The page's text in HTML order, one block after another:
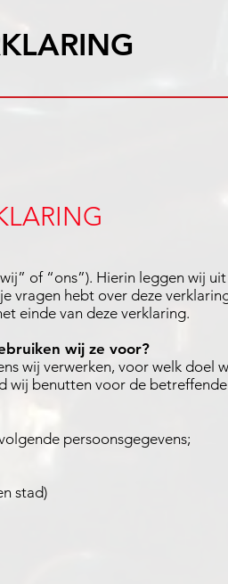
of “ons”). Hierin leggen wij
vragen hebt over deze
einde van deze verklaring.
wij ze voor?
wij verwerken, voor welk doel
wij benutten voor de
persoonsgegevens;
stad)